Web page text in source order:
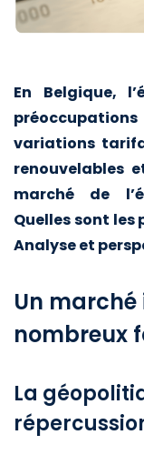
En Belgique,
variations
renouvelables
marché de
Quelles sont les
Analyse et
Un
nombreux
La